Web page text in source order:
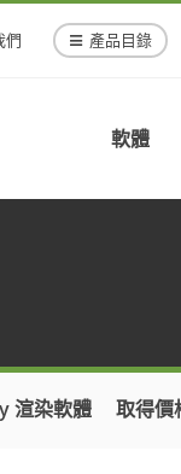
們 產品目錄
軟體
渲染軟體 取得價